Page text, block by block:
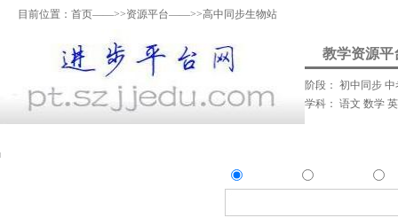
目前位置： 首页——>>资源平台——>>高中同步生物站
教学资源平
阶段： 初中同步
学科： 语文 数学